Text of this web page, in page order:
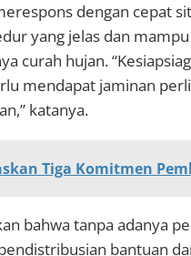
dengan cepat
yang jelas dan
curah hujan.
mendapat jaminan
katanya.
Tiga Komitmen
bahwa tanpa adanya
bantuan